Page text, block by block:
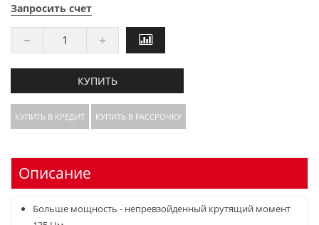
Запросить счет
КУПИТЬ
КУПИТЬ В КРЕДИТ КУПИТЬ В РАССРОЧКУ
Описание
Больше мощность - непревзойденный крутящий момент